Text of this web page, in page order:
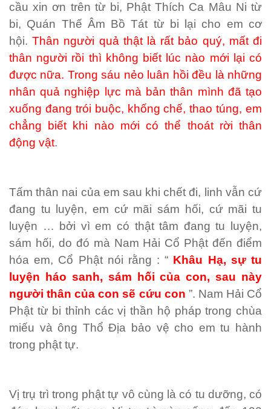
cầu xin ơn trên từ bi, Phật Thích Ca Mâu Ni từ
bi, Quán Thế Âm Bồ Tát từ bi lại cho em cơ
hội.Thân người quả thật là rất bảo quý, mất đi
thân người rồi thì không biết lúc nào mới lại có
được nữa. Trong sáu nẻo luân hồi đều là những
nhân quả nghiệp lực mà bản thân mình đã tạo
xuống đang trói buộc, khống chế, thao túng, em
chẳng biết khi nào mới có thể thoát rời thân
động vật.
Tấm thân nai của em sau khi chết đi, linh vẫn cứ
đang tu luyện, em cứ mãi sám hối, cứ mãi tu
luyện … bởi vì em có thật tâm đang tu luyện,
sám hối, do đó mà Nam Hải Cổ Phật đến điểm
hóa em, Cổ Phật nói rằng : “ Khâu Hạ, sự tu
luyện háo sanh, sám hối của con, sau này
người thân của con sẽ cứu con ”. Nam Hải Cổ
Phật từ bi thỉnh các vị thần hộ pháp trong chùa
miếu và ông Thổ Địa bảo vệ cho em tu hành
trong phật tự.
Vị trụ trì trong phật tự vô cùng là có tu dưỡng, có